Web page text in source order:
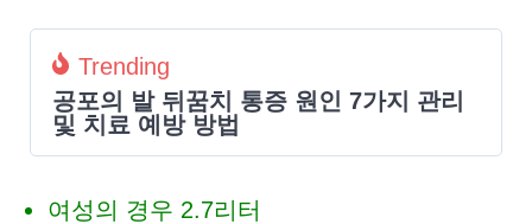
Trending
공포의 발 뒤꿈치 통증 원인 7가지 관리
및 치료 예방 방법
여성의 경우 2.7리터